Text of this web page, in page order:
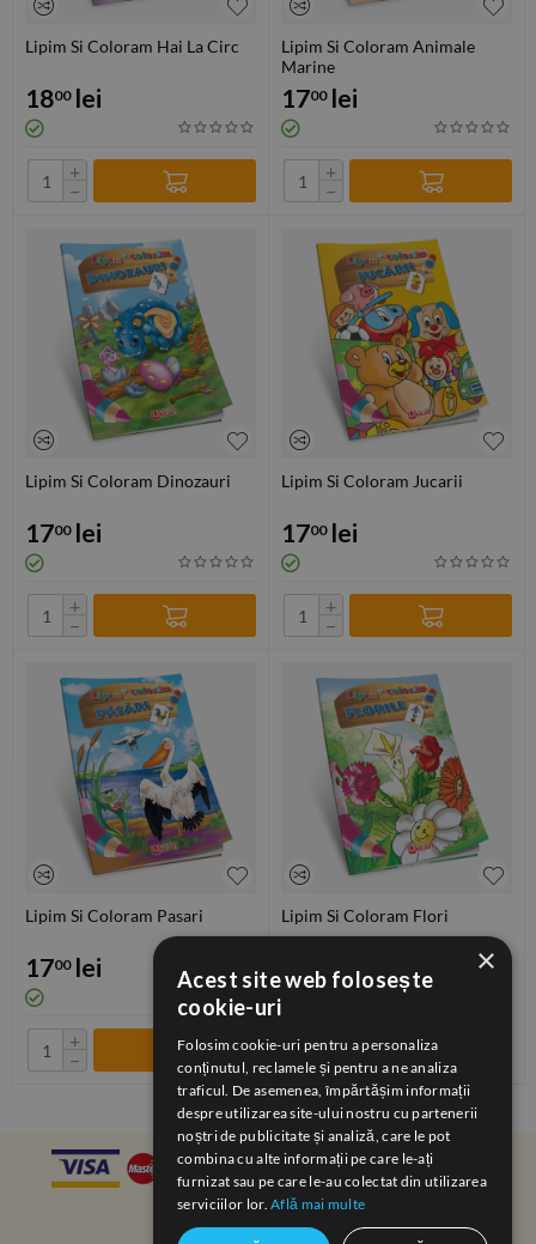
Lipim Si Coloram Hai La Circ
1800 lei
+
−
Lipim Si Coloram Animale
Marine
1700 lei
+
−
Lipim Si Coloram Dinozauri
1700 lei
+
−
Lipim Si Coloram Jucarii
1700 lei
+
−
Lipim Si Coloram Pasari
1700 lei
+
−
Lipim Si Coloram Flori
lei
+
−
×
Acest site web folosește
cookie-uri
Folosim cookie-uri pentru a personaliza
conținutul, reclamele și pentru a ne analiza
traficul. De asemenea, împărtășim informații
despre utilizarea site-ului nostru cu partenerii
noștri de publicitate și analiză, care le pot
combina cu alte informații pe care le-ați
furnizat sau pe care le-au colectat din utilizarea
serviciilor lor.Află mai multe